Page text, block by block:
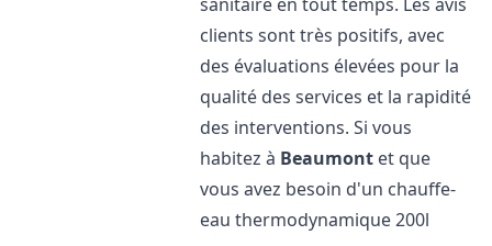
clients sont très positifs, avec
des évaluations élevées pour la
qualité des services et la rapidité
des interventions. Si vous
habitez à Beaumont et que
vous avez besoin d'un chauffe-
eau thermodynamique 200l